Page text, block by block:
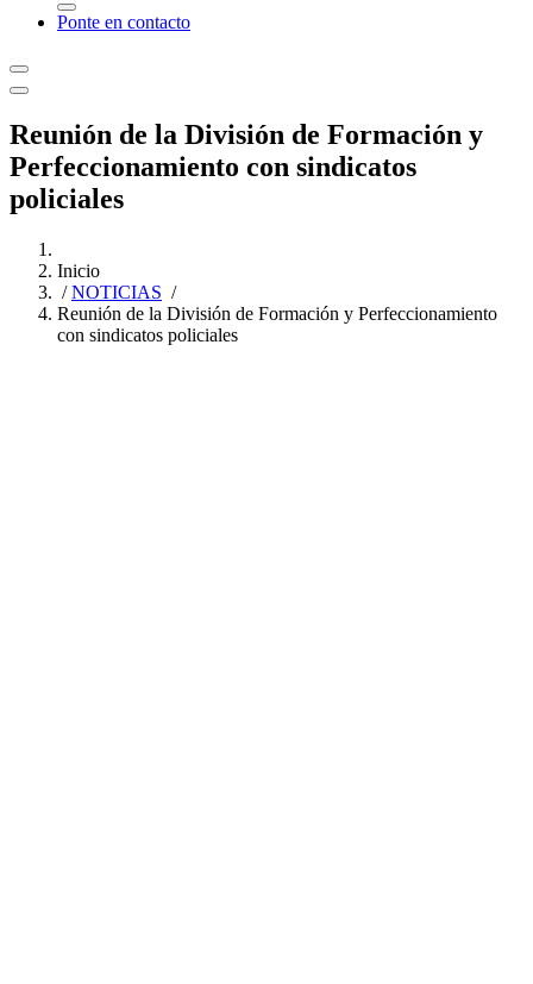
Ponte en contacto
Reunión de la División de Formación y
Perfeccionamiento con sindicatos
policiales
Inicio
/NOTICIAS /
Reunión de la División de Formación y Perfeccionamiento
con sindicatos policiales